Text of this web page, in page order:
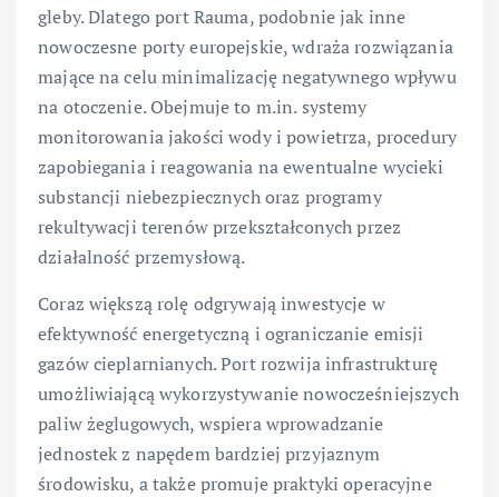
gleby. Dlatego port Rauma, podobnie jak inne
nowoczesne porty europejskie, wdraża rozwiązania
mające na celu minimalizację negatywnego wpływu
na otoczenie. Obejmuje to m.in. systemy
monitorowania jakości wody i powietrza, procedury
zapobiegania i reagowania na ewentualne wycieki
substancji niebezpiecznych oraz programy
rekultywacji terenów przekształconych przez
działalność przemysłową.
Coraz większą rolę odgrywają inwestycje w
efektywność energetyczną i ograniczanie emisji
gazów cieplarnianych. Port rozwija infrastrukturę
umożliwiającą wykorzystywanie nowocześniejszych
paliw żeglugowych, wspiera wprowadzanie
jednostek z napędem bardziej przyjaznym
środowisku, a także promuje praktyki operacyjne